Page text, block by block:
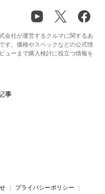
会社が運営するクルマに関するあ
す。価格やスペックなどの公式情
ューまで購入検討に役立つ情報を
事
プライバシーポリシー